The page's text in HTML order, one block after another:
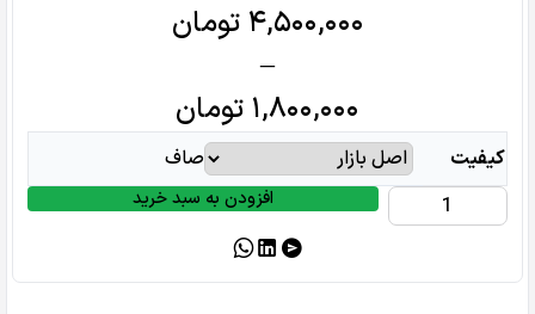
۴,۵۰۰,۰۰۰ تومان
–
۱,۸۰۰,۰۰۰ تومان
Price
range:
through
۴,۵۰۰,۰۰۰ تومان
کیفیت
صاف
باتری
سامسونگ
S9
افزودن به سبد خرید